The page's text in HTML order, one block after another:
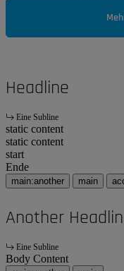
Headline
Eine Subline
static content
static content
start
Ende
main:another main
Another
Eine Subline
Body Content